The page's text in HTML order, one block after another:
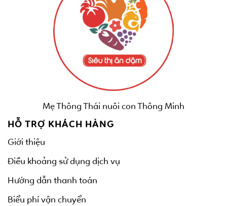
Mẹ Thông Thái nuôi con Thông Minh
HỖ TRỢ KHÁCH HÀNG
Giới thiệu
Điều khoảng sử dụng dịch vụ
Hướng dẫn thanh toán
Biểu phí vận chuyển